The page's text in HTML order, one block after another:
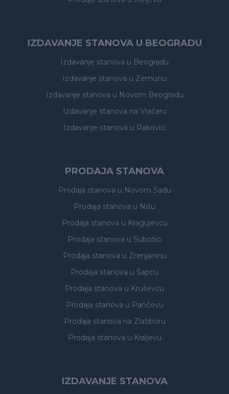
IZDAVANJE STANOVA U BEOGRADU
Izdavanje stanova u Beogradu
Izdavanje stanova u Zemunu
Izdavanje stanova u Novom Beogradu
Izdavanje stanova na Vračaru
Izdavanje stanova u Rakovici
PRODAJA STANOVA
Prodaja stanova u Novom Sadu
Prodaja stanova u Nišu
Prodaja stanova u Kragujevcu
Prodaja stanova u Subotici
Prodaja stanova u Zrenjaninu
Prodaja stanova u Šapcu
Prodaja stanova u Kruševcu
Prodaja stanova u Pančevu
Prodaja stanova na Zlatiboru
Prodaja stanova u Kraljevu
IZDAVANJE STANOVA